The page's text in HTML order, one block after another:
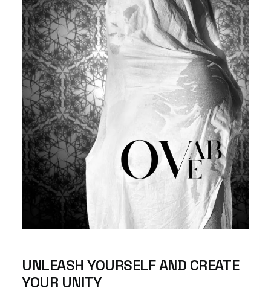
UNLEASHYOURSELF AND CREATE
YOUR UNITY